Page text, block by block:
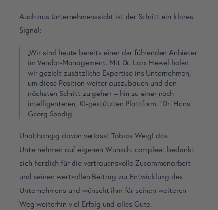
Auch aus Unternehmenssicht ist der Schritt ein klares
Signal:
„Wir sind heute bereits einer der führenden Anbieter
im Vendor-Management. Mit Dr. Lars Hewel holen
wir gezielt zusätzliche Expertise ins Unternehmen,
um diese Position weiter auszubauen und den
nächsten Schritt zu gehen – hin zu einer noch
intelligenteren, KI-gestützten Plattform.“ Dr. Hans
Georg Seedig
Unabhängig davon verlässt Tobias Weigl das
Unternehmen auf eigenen Wunsch. compleet bedankt
sich herzlich für die vertrauensvolle Zusammenarbeit
und seinen wertvollen Beitrag zur Entwicklung des
Unternehmens und wünscht ihm für seinen weiteren
Weg weiterhin viel Erfolg und alles Gute.